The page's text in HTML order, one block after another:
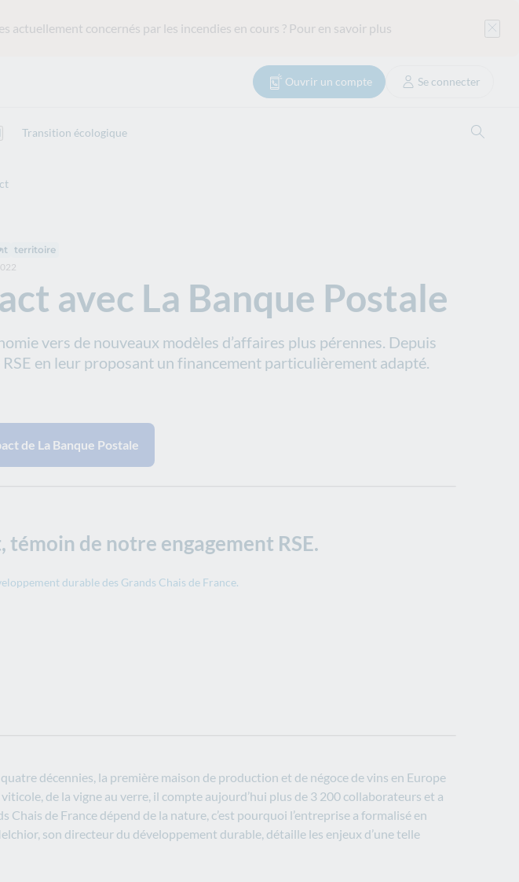
actuellement concernés par les incendies en cours ? Pour en savoir plus
Ouvrir un compte Se connecter
Transition écologique
avec La Banque Postale
territoire
vers de nouveaux modèles d’affaires plus pérennes. Depuis
en leur proposant un financement particulièrement adapté.
de La Banque Postale
témoin de notre engagement RSE.
durable des Grands Chais de France.
décennies, la première maison de production et de négoce de vins en Europe
de la vigne au verre, il compte aujourd’hui plus de 3 200 collaborateurs et a
Chais de France dépend de la nature, c’est pourquoi l’entreprise a formalisé en
son directeur du développement durable, détaille les enjeux d’une telle